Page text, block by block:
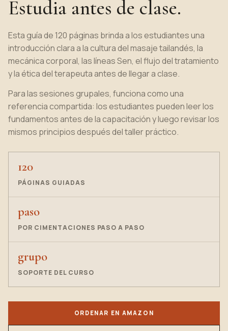
Estudia antes de clase.
Esta guía de 120 páginas brinda a los estudiantes una
introducción clara a la cultura del masaje tailandés, la
mecánica corporal, las líneas Sen, el flujo del tratamiento
y la ética del terapeuta antes de llegar a clase.
Para las sesiones grupales, funciona como una
referencia compartida: los estudiantes pueden leer los
fundamentos antes de la capacitación y luego revisar los
mismos principios después del taller práctico.
120
PÁGINAS GUIADAS
paso
POR CIMENTACIONES PASO A PASO
grupo
SOPORTE DEL CURSO
ORDENAR EN AMAZON